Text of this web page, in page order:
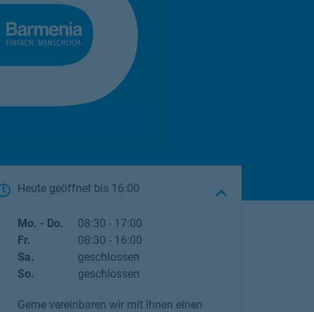
Heute geöffnetbis 16:00
Wochentag Öffnungszeiten
Mo. - Do. 08:30 - 17:00
Fr.
08:30 - 16:00
Sa.
geschlossen
So.
geschlossen
Gerne vereinbaren wir mit Ihnen einen